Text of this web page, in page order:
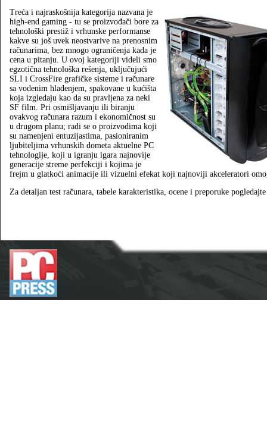
Treća i najraskošnija kategorija nazvana je
high-end gaming - tu se proizvođači bore za
tehnološki prestiž i vrhunske performanse
kakve su još uvek neostvarive na prenosnim
računarima, bez mnogo ograničenja kada je
cena u pitanju. U ovoj kategoriji videli smo
egzotična tehnološka rešenja, uključujući
SLI i CrossFire grafičke sisteme i računare
sa vodenim hlađenjem, spakovane u kućišta
koja izgledaju kao da su pravljena za neki
SF film. Pri osmišljavanju ili biranju
ovakvog računara razum i ekonomičnost su
u drugom planu; radi se o proizvodima koji
su namenjeni entuzijastima, pasioniranim
ljubiteljima vrhunskih dometa aktuelne PC
tehnologije, koji u igranju igara najnovije
generacije streme perfekciji i kojima je
frejm u glatkoći animacije ili vizuelni efekat koji najnoviji akceleratori
Za detaljan test računara, tabele karakteristika, ocene i preporuke